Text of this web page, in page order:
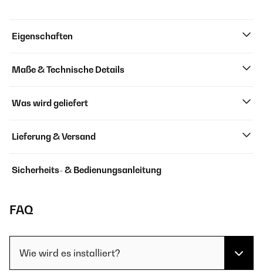
Eigenschaften
Maße & Technische Details
Was wird geliefert
Lieferung & Versand
Sicherheits- & Bedienungsanleitung
FAQ
Wie wird es installiert?